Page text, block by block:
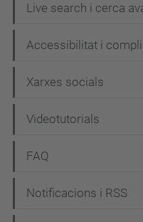
Live search i cerca
Accessibilitat i
Xarxes socials
Videotutorials
FAQ
Notificacions i RSS